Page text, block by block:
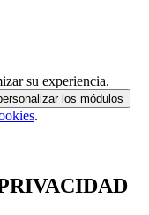
su experiencia.
los módulos
.